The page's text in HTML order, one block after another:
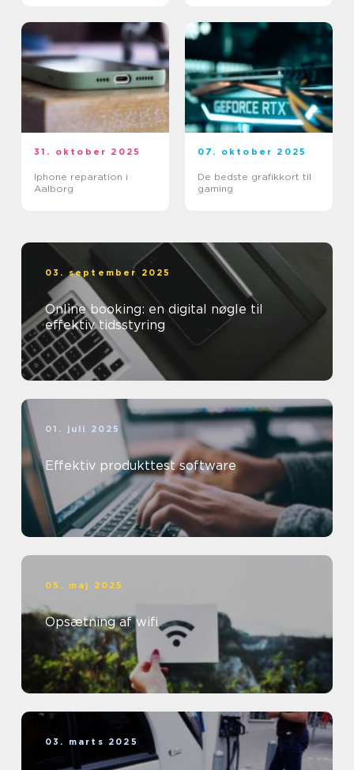
31. oktober 2025
Iphone reparation i
Aalborg
07. oktober 2025
De bedste grafikkort til
gaming
03. september 2025
Online booking: en digital nøgle til
effektiv tidsstyring
01. juli 2025
Effektiv produkttest software
05. maj 2025
Opsætning af wifi
03. marts 2025